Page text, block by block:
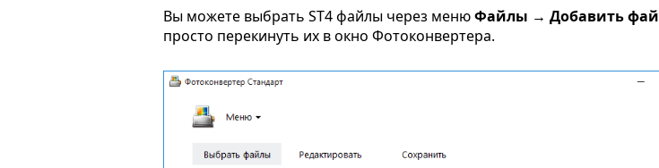
Вы можете выбрать ST4 файлы через менюФайлы → Добавить
просто перекинуть их в окно Фотоконвертера.